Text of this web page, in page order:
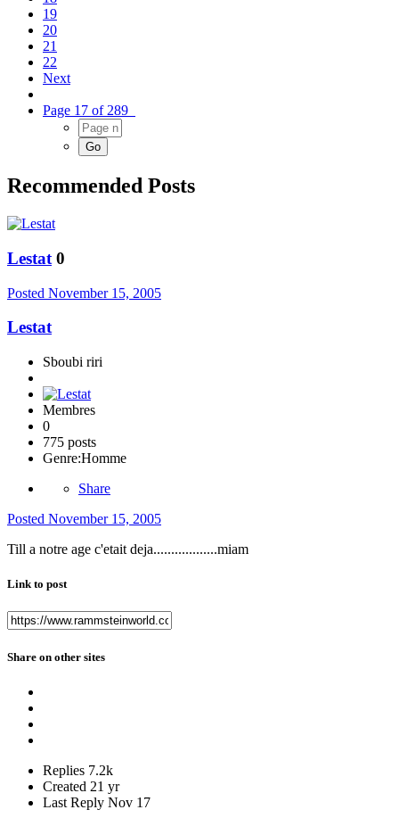
19
20
21
22
Next
Page 17 of 289
Recommended Posts
Lestat 0
Posted November 15, 2005
Lestat
Sboubi riri
Membres
0
775 posts
Genre:Homme
Share
Posted November 15, 2005
Till a notre age c'etait deja..................miam
Link to post
Share on other sites
Replies 7.2k
Created 21 yr
Last Reply Nov 17